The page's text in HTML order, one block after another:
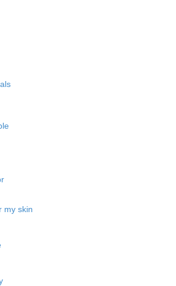
my skin